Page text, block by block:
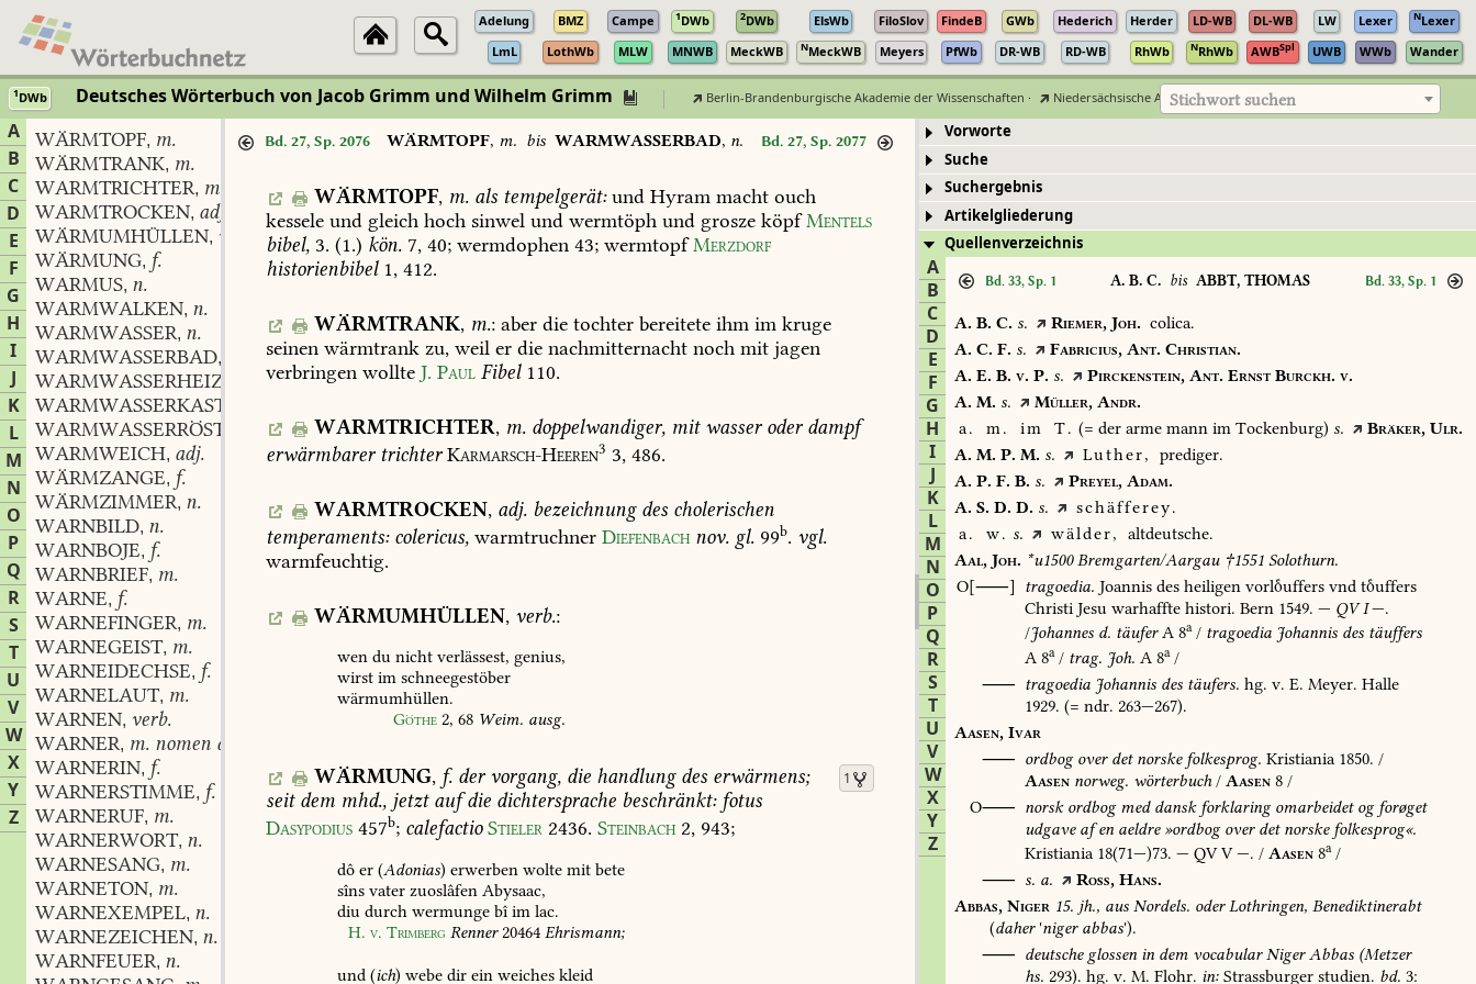
Adelung BMZ Campe 1DWb 2DWb ElsWb FiloSlov FindeB GWb Hederich Herder LD-WB DL-WB LW Lexer NLexer
LmL
LothWb MLW MNWB MeckWB NMeckWB Meyers PfWb DR-WB RD-WB RhWb NRhWb AWBSpl UWB WWb Wander
1DWb Deutsches Wörterbuch von Jacob Grimm und Wilhelm Grimm Berlin-Brandenburgische Akademie der Wissenschaften · Niedersächsische Akademie der Wissenschaften zu Göttingen
Stichwort suchen
A
B
C
D
E
F
G
H
I
J
K
L
M
N
O
P
Q
R
S
T
U
V
W
X
Y
Z
WÄRMTOPF, m.
WÄRMTRANK, m.
WARMTRICHTER, m.
WARMTROCKEN, adj.
WÄRMUMHÜLLEN, verb.
WÄRMUNG, f.
WARMUS, n.
WARMWALKEN, n.
WARMWASSER, n.
WARMWASSERBAD,
WARMWASSERHEIZUNG
,f.
WARMWASSERKASTEN
WARMWASSERRÖSTE
WARMWEICH, adj.
WÄRMZANGE, f.
WÄRMZIMMER, n.
WARNBILD, n.
WARNBOJE, f.
WARNBRIEF, m.
WARNE, f.
WARNEFINGER, m.
WARNEGEIST, m.
WARNEIDECHSE, f.
WARNELAUT, m.
WARNEN, verb.
WARNER, m. nomen agentis
WARNERIN, f.
WARNERSTIMME, f.
WARNERUF, m.
WARNERWORT, n.
WARNESANG, m.
WARNETON, m.
WARNEXEMPEL, n.
WARNEZEICHEN, n.
WARNFEUER, n.
Bd. 27, Sp. 2076 WÄRMTOPF, m. bis WARMWASSERBAD, n. Bd. 27, Sp. 2077
WÄRMTOPF, m. alstempelgerät:undHyrammachtouch
kessele und gleich hoch sinwel und wermtöph und grosze köpf Mentels
bibel, 3. (1.) kön. 7, 40; wermdophen 43; wermtopf Merzdorf
historienbibel 1, 412.
WÄRMTRANK, m.:aberdietochterbereiteteihmimkruge
seinen wärmtrank zu, weil er die nachmitternacht noch mit jagen
verbringen wollte J. Paul Fibel 110.
WARMTRICHTER, m. doppelwandiger,mitwasseroderdampf
erwärmbarertrichter Karmarsch-Heeren3 3, 486.
WARMTROCKEN, adj. bezeichnungdescholerischen
temperaments:colericus, warmtruchner Diefenbach nov. gl. 99b. vgl.
warmfeuchtig.
WÄRMUMHÜLLEN, verb.:
wen du nicht verlässest, genius,
wirst im schneegestöber
wärmumhüllen.
Göthe 2, 68 Weim. ausg.
1
WÄRMUNG, f. dervorgang,diehandlungdeserwärmens;
seitdem mhd., jetztaufdie dichtersprache beschränkt:fotus
Dasypodius 457b; calefactio Stieler 2436. Steinbach 2, 943;
dô er (Adonias) erwerben wolte mit bete
sîns vater zuoslâfen Abysaac,
diu durch wermunge bî im lac.
H. v. Trimberg Renner 20464 Ehrismann;
und (ich) webe dir ein weiches kleid
Vorworte
Suche
Suchergebnis
Artikelgliederung
Quellenverzeichnis
A
B
C
D
E
F
G
H
I
J
K
L
M
N
O
P
Q
R
S
T
U
V
W
X
Y
Z
Bd. 33, Sp. 1 A. B. C. bis ABBT, THOMAS Bd. 33, Sp. 1
A. B. C. s. Riemer, Joh. colica.
A. C. F. s. Fabricius, Ant. Christian.
A. E. B. v. P. s. Pirckenstein, Ant. ErnstBurckh. v.
A. M. s. Müller, Andr.
a.
m. im T. (= der arme mann im Tockenburg) s. Bräker, Ulr.
A. M. P. M. s. Luther,
prediger.
A. P. F. B. s. Preyel, Adam.
A. S. D. D. s.
schäfferey.
a.
w. s. wälder,
altdeutsche.
Aal, Joh. *u1500Bremgarten/Aargau†1551 Solothurn.
O[⸺]
tragoedia. Joannis des heiligen vorluffers vnd tuffers
Christi Jesu warhaffte histori. Bern 1549. — QVI—.
/Johannes d. täuferA 8a/ tragoedia Johannis des täuffers
A 8a/ trag. Joh. A 8a/
⸺ tragoedia Johannis des täufers. hg. v. E. Meyer. Halle
1929. (= ndr. 263—267).
Aasen, Ivar
⸺ ordbogoverdetnorskefolkesprog. Kristiania 1850. /
Aasen norweg. wörterbuch/ Aasen 8 /
O⸺ norskordbogmeddanskforklaringomarbeidetogforøget
udgaveafenaeldre»ordbogoverdetnorskefolkesprog«.
Kristiania 18(71—)73. — QVV—. / Aasen 8a/
⸺ s. a. Ross, Hans.
Abbas, Niger 15. jh., aus Nordels. oderLothringen, Benediktinerabt
(daher'nigerabbas').
⸺ deutscheglossenindem vocabularNigerAbbas (Metzer
hs. 293). hg. v. M. Flohr. in: Strassburger studien. bd. 3: